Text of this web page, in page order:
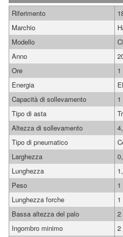
Riferimento
Marchio
Modello
Anno
Ore
1
Energia
Capacità di sollevamento
Tipo di asta
Altezza di sollevamento
Tipo di pneumatico
Larghezza
Lunghezza
Peso
Lunghezza forche
1
Bassa altezza del palo
2
Ingombro minimo
2